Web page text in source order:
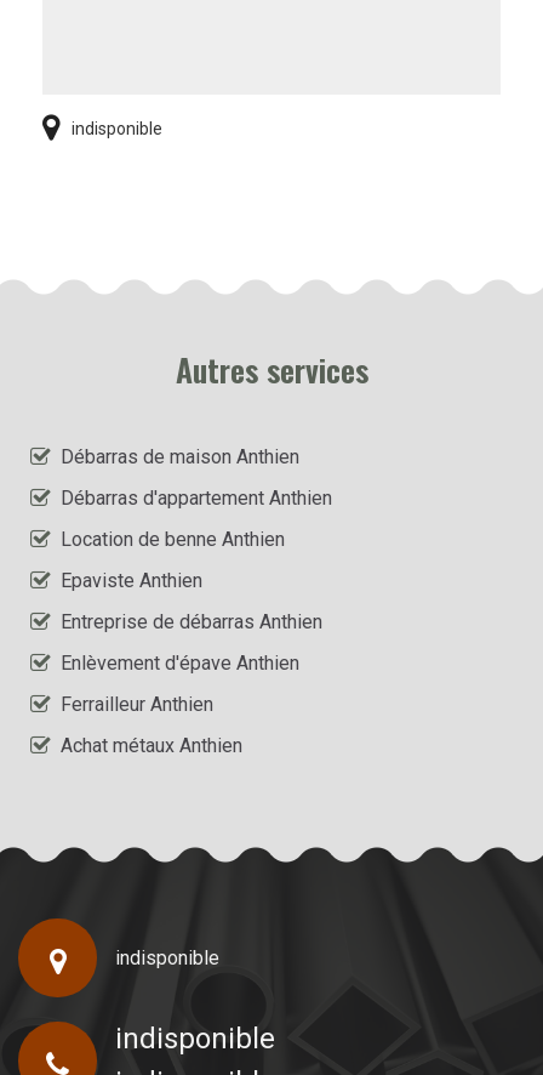
indisponible
Autres services
Débarras de maison Anthien
Débarras d'appartement Anthien
Location de benne Anthien
Epaviste Anthien
Entreprise de débarras Anthien
Enlèvement d'épave Anthien
Ferrailleur Anthien
Achat métaux Anthien
indisponible
indisponible